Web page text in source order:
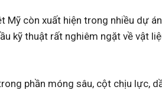
Mỹ còn xuất hiện trong nhiều dự
kỹ thuật rất nghiêm ngặt về vật
phần móng sâu, cột chịu lực,